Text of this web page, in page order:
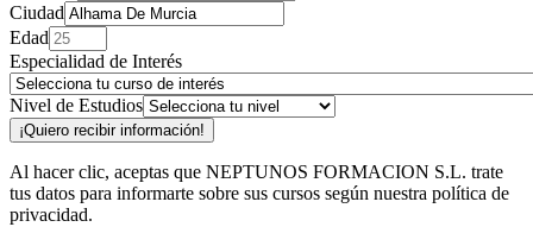
Ciudad
Edad
Especialidad de Interés
Nivel de Estudios
¡Quiero recibir información!
Al hacer clic, aceptas que NEPTUNOS FORMACION S.L. trate
tus datos para informarte sobre sus cursos según nuestra política de
privacidad.